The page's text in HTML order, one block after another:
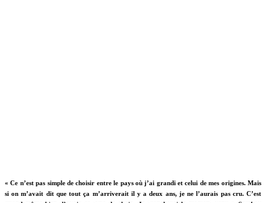
« Ce n’est pas simple de choisir entre le pays où j’ai grandi et celui de mes origines. Mais
si on m’avait dit que tout ça m’arriverait il y a deux ans, je ne l’aurais pas cru. C’est